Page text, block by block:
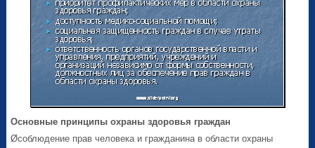
Основные принципы охраны здоровья граждан
Øсоблюдение прав человека и гражданина в области охраны